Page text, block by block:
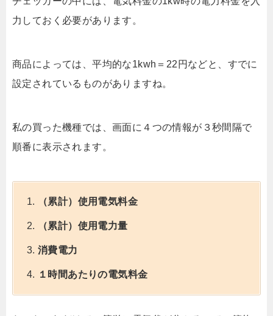
力しておく必要があります。
商品によっては、平均的な1kwh＝22円などと、すでに
設定されているものがありますね。
私の買った機種では、画面に４つの情報が３秒間隔で
順番に表示されます。
（累計）使用電気料金
（累計）使用電力量
消費電力
１時間あたりの電気料金